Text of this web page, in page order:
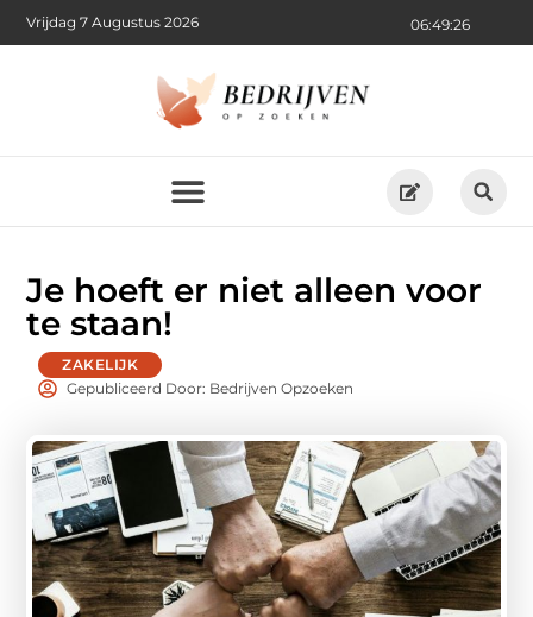
06:49:28
Vrijdag 7 Augustus 2026
Je hoeft er niet alleen voor
te staan!
ZAKELIJK
Gepubliceerd Door: Bedrijven Opzoeken